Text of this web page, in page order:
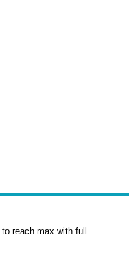
reach max with full